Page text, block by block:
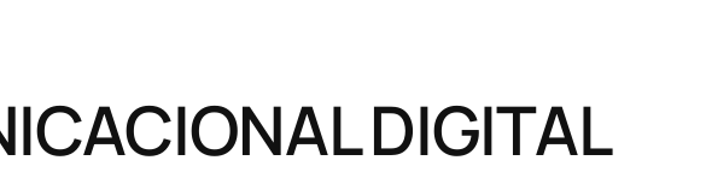
DIGITAL